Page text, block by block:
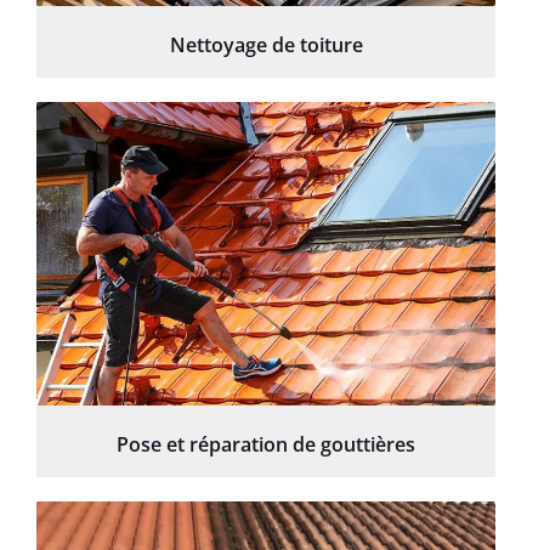
Nettoyage de toiture
Pose et réparation de gouttières